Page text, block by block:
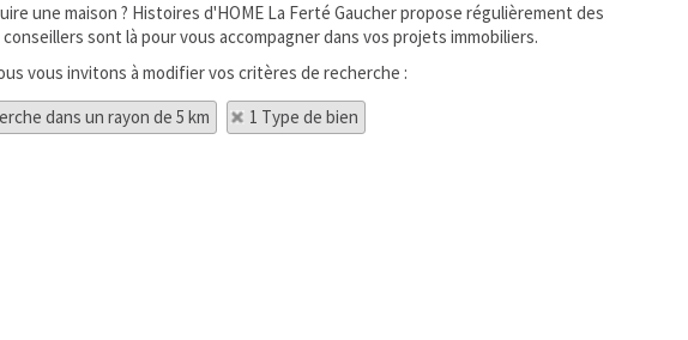
une maison ? Histoires d'HOME La Ferté Gaucher propose régulièrement des
sont là pour vous accompagner dans vos projets immobiliers.
vous invitons à modifier vos critères de recherche :
dans un rayon de 5 km
1 Type de bien